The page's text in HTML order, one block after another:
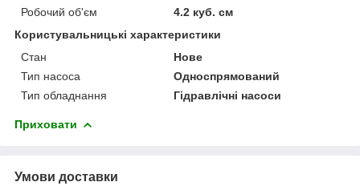
Робочий об'єм
4.2 куб. см
Користувальницькі характеристики
Стан
Нове
Тип насоса
Односпрямований
Тип обладнання
Гідравлічні насоси
Приховати
Умови доставки